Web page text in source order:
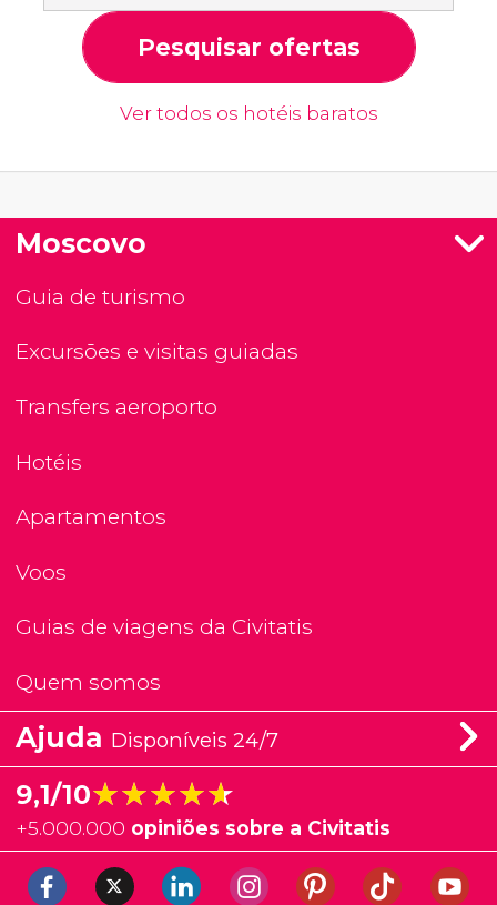
Pesquisar ofertas
Ver todos os hotéis baratos
Moscovo
Guia de turismo
Excursões e visitas guiadas
Transfers aeroporto
Hotéis
Apartamentos
Voos
Guias de viagens da Civitatis
Quem somos
Ajuda Disponíveis 24/7
9,1/10★★★★★
★★★★★
+5.000.000 opiniões sobre a Civitatis